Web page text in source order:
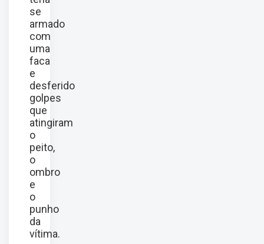
se
armado
com
uma
faca
e
desferido
golpes
que
atingiram
o
peito,
o
ombro
e
o
punho
da
vítima.